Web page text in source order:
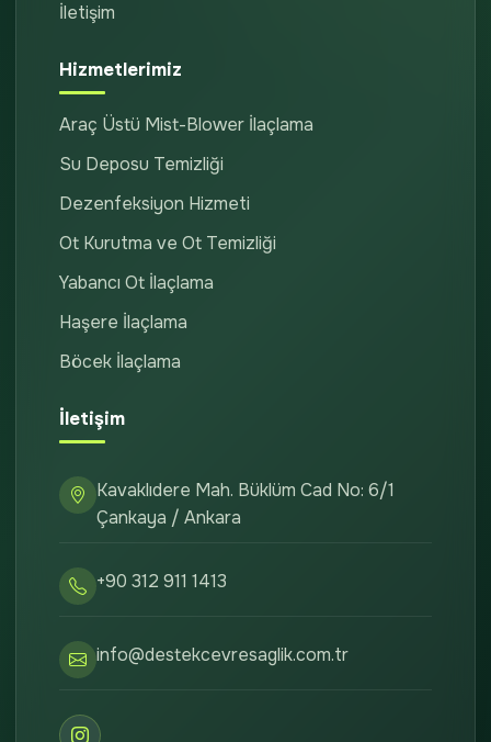
İletişim
Hizmetlerimiz
Araç Üstü Mist-Blower İlaçlama
Su Deposu Temizliği
Dezenfeksiyon Hizmeti
Ot Kurutma ve Ot Temizliği
Yabancı Ot İlaçlama
Haşere İlaçlama
Böcek İlaçlama
İletişim
Kavaklıdere Mah. Büklüm Cad No: 6/1
Çankaya / Ankara
+90 312 911 1413
info@destekcevresaglik.com.tr